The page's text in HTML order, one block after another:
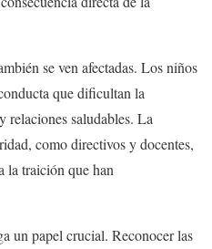
se ven afectadas. Los niños
que dificultan la
relaciones saludables. La
como directivos y docentes,
la traición que han
un papel crucial. Reconocer las